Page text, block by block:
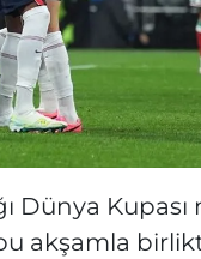
Dünya Kupası
akşamla